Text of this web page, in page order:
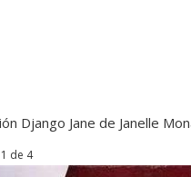
Django Jane de Janelle
de 4